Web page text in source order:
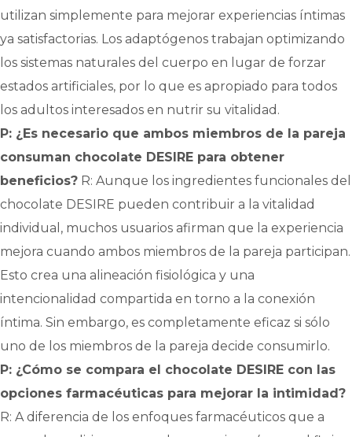
utilizan simplemente para mejorar experiencias íntimas
ya satisfactorias. Los adaptógenos trabajan optimizando
los sistemas naturales del cuerpo en lugar de forzar
estados artificiales, por lo que es apropiado para todos
los adultos interesados en nutrir su vitalidad.
P: ¿Es necesario que ambos miembros de la pareja
consuman chocolate DESIRE para obtener
beneficios? R: Aunque los ingredientes funcionales del
chocolate DESIRE pueden contribuir a la vitalidad
individual, muchos usuarios afirman que la experiencia
mejora cuando ambos miembros de la pareja participan.
Esto crea una alineación fisiológica y una
intencionalidad compartida en torno a la conexión
íntima. Sin embargo, es completamente eficaz si sólo
uno de los miembros de la pareja decide consumirlo.
P: ¿Cómo se compara el chocolate DESIRE con las
opciones farmacéuticas para mejorar la intimidad?
R: A diferencia de los enfoques farmacéuticos que a